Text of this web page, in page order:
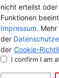
nicht erteilst
Funktionen
Impressum.
der
der Cookie-
I confirm I am